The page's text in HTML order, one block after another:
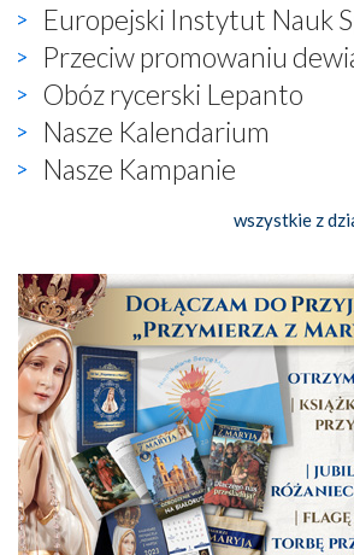
Europejski Instytut Nauk
Przeciw promowaniu
Obóz rycerski Lepanto
Nasze Kalendarium
Nasze Kampanie
wszystkie z